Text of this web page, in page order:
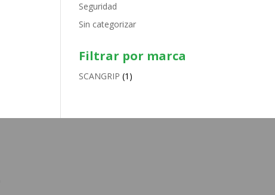
Seguridad
Sin categorizar
Filtrar por marca
SCANGRIP (1)